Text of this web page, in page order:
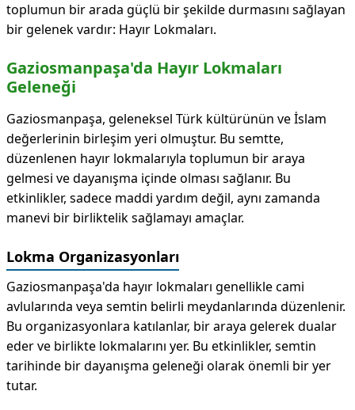
toplumun bir arada güçlü bir şekilde durmasını sağlayan
bir gelenek vardır: Hayır Lokmaları.
Gaziosmanpaşa'da Hayır Lokmaları
Geleneği
Gaziosmanpaşa, geleneksel Türk kültürünün ve İslam
değerlerinin birleşim yeri olmuştur. Bu semtte,
düzenlenen hayır lokmalarıyla toplumun bir araya
gelmesi ve dayanışma içinde olması sağlanır. Bu
etkinlikler, sadece maddi yardım değil, aynı zamanda
manevi bir birliktelik sağlamayı amaçlar.
Lokma Organizasyonları
Gaziosmanpaşa'da hayır lokmaları genellikle cami
avlularında veya semtin belirli meydanlarında düzenlenir.
Bu organizasyonlara katılanlar, bir araya gelerek dualar
eder ve birlikte lokmalarını yer. Bu etkinlikler, semtin
tarihinde bir dayanışma geleneği olarak önemli bir yer
tutar.